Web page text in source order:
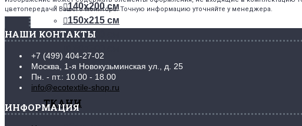
140х200 см
150х215 см
160х200 см
200х200 см
220х240 см
ТКАНИ
цветопередачи Вашего монитора. Точную информацию уточняйте у менеджера.
НАШИ КОНТАКТЫ
+7 (499) 404-27-02
Москва, 1-я Новокузьминская ул., д. 25
Пн. - пт.: 10.00 - 18.00
info@ecotextile-shop.ru
ИНФОРМАЦИЯ